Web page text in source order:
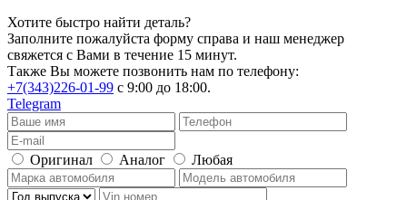
Хотите быстро найти деталь?
Заполните пожалуйста форму справа и наш менеджер
свяжется с Вами в течение 15 минут.
Также Вы можете позвонить нам по телефону:
+7(343)226-01-99 с 9:00 до 18:00.
Telegram
Оригинал Аналог Любая